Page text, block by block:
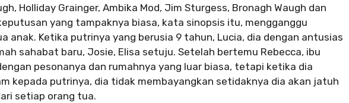
Holliday Grainger, Ambika Mod, Jim Sturgess, Bronagh Waugh dan
yang tampaknya biasa, kata sinopsis itu, mengganggu
anak. Ketika putrinya yang berusia 9 tahun, Lucia, dia dengan antusias
sahabat baru, Josie, Elisa setuju. Setelah bertemu Rebecca, ibu
pesonanya dan rumahnya yang luar biasa, tetapi ketika dia
kepada putrinya, dia tidak membayangkan setidaknya dia akan jatuh
setiap orang tua.